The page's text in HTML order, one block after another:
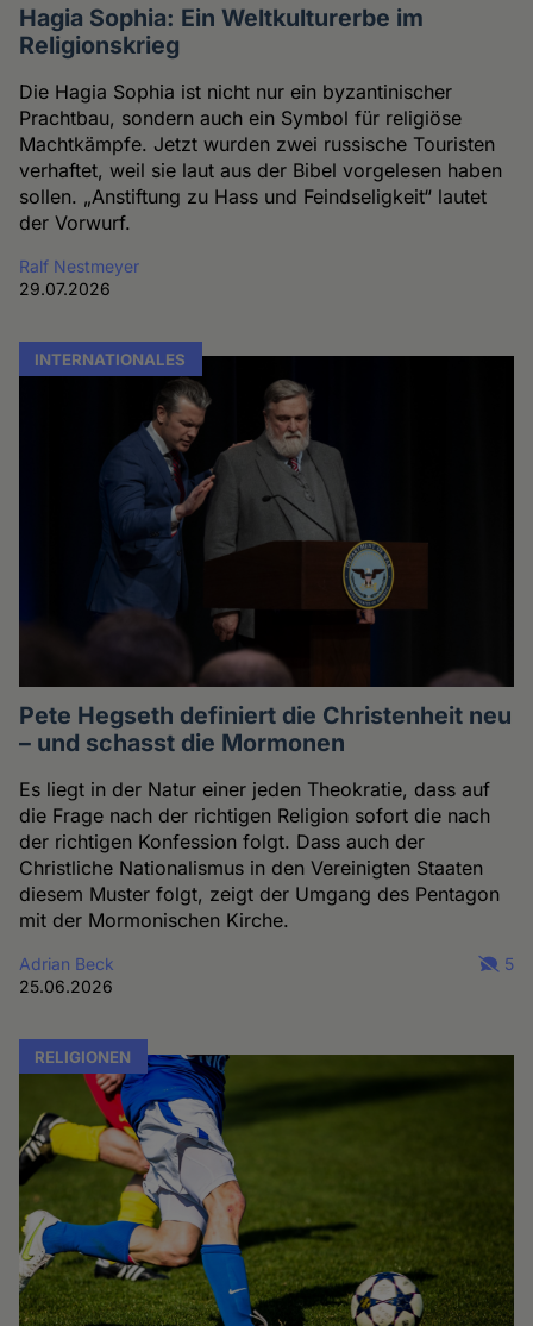
Hagia Sophia: Ein Weltkulturerbe im
Religionskrieg
Die Hagia Sophia ist nicht nur ein byzantinischer
Prachtbau, sondern auch ein Symbol für religiöse
Machtkämpfe. Jetzt wurden zwei russische Touristen
verhaftet, weil sie laut aus der Bibel vorgelesen haben
sollen. „Anstiftung zu Hass und Feindseligkeit“ lautet
der Vorwurf.
Ralf Nestmeyer
29.07.2026
INTERNATIONALES
Pete Hegseth definiert die Christenheit neu
– und schasst die Mormonen
Es liegt in der Natur einer jeden Theokratie, dass auf
die Frage nach der richtigen Religion sofort die nach
der richtigen Konfession folgt. Dass auch der
Christliche Nationalismus in den Vereinigten Staaten
diesem Muster folgt, zeigt der Umgang des Pentagon
mit der Mormonischen Kirche.
Adrian Beck
25.06.2026
5
RELIGIONEN